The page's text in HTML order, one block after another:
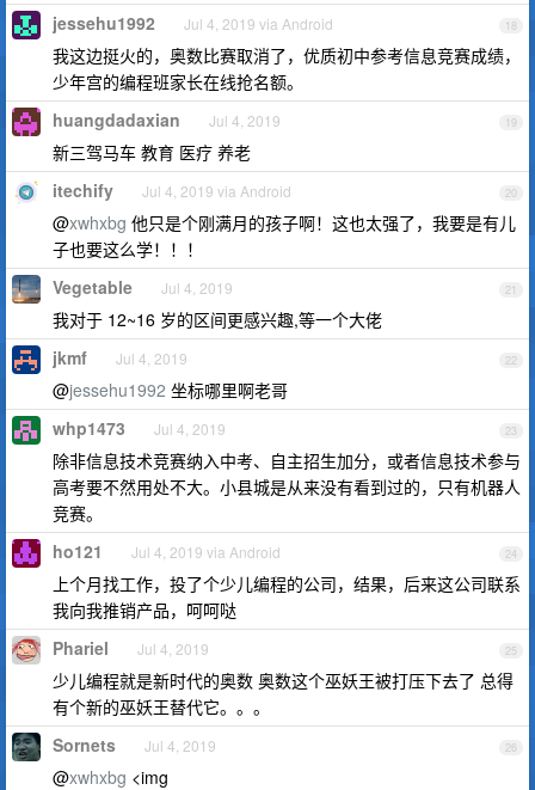
18
jessehu1992 Jul 4, 2019 via Android
我这边挺火的，奥数比赛取消了，优质初中参考信息竞赛成绩，
少年宫的编程班家长在线抢名额。
19
huangdadaxian Jul 4, 2019
新三驾马车 教育 医疗 养老
20
itechify Jul 4, 2019 via Android
@xwhxbg 他只是个刚满月的孩子啊！这也太强了，我要是有儿
子也要这么学！！！
21
Vegetable Jul 4, 2019
我对于 12~16 岁的区间更感兴趣,等一个大佬
22
jkmf Jul 4, 2019
@jessehu1992 坐标哪里啊老哥
23
whp1473 Jul 4, 2019
除非信息技术竞赛纳入中考、自主招生加分，或者信息技术参与
高考要不然用处不大。小县城是从来没有看到过的，只有机器人
竞赛。
24
ho121 Jul 4, 2019 via Android
上个月找工作，投了个少儿编程的公司，结果，后来这公司联系
我向我推销产品，呵呵哒
25
Phariel Jul 4, 2019
少儿编程就是新时代的奥数 奥数这个巫妖王被打压下去了 总得
有个新的巫妖王替代它。。。
26
Sornets Jul 4, 2019
@xwhxbg <img